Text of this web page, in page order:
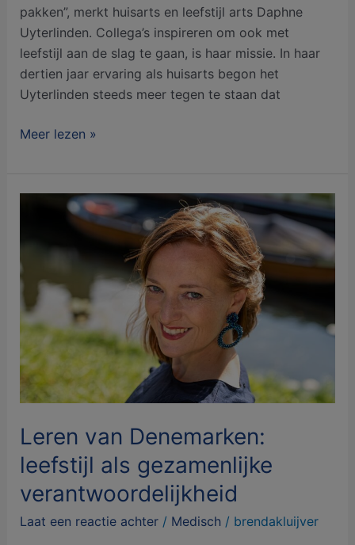
pakken”, merkt huisarts en leefstijl arts Daphne
Uyterlinden. Collega’s inspireren om ook met
leefstijl aan de slag te gaan, is haar missie. In haar
dertien jaar ervaring als huisarts begon het
Uyterlinden steeds meer tegen te staan dat
Meer lezen »
Leren van Denemarken:
leefstijl als gezamenlijke
verantwoordelijkheid
Laat een reactie achter / Medisch/ brendakluijver
Denemarken:
leefstijl
als
gezamenlijke
verantwoordelijkheid